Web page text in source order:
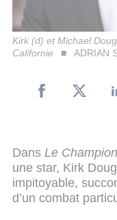
Kirk (d) et Michael
Californie
ADRIAN
Dans Le Champion
une star, Kirk
impitoyable,
d’un combat